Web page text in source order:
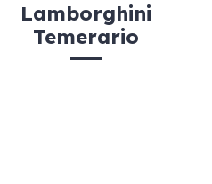
Lamborghini
Temerario